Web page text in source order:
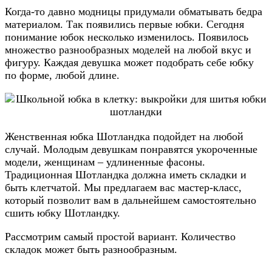
Когда-то давно модницы придумали обматывать бедра
материалом. Так появились первые юбки. Сегодня
понимание юбок несколько изменилось. Появилось
множество разнообразных моделей на любой вкус и
фигуру. Каждая девушка может подобрать себе юбку
по форме, любой длине.
Женственная юбка Шотландка подойдет на любой
случай. Молодым девушкам понравятся укороченные
модели, женщинам – удлиненные фасоны.
Традиционная Шотландка должна иметь складки и
быть клетчатой. Мы предлагаем вас мастер-класс,
который позволит вам в дальнейшем самостоятельно
сшить юбку Шотландку.
Рассмотрим самый простой вариант. Количество
складок может быть разнообразным.